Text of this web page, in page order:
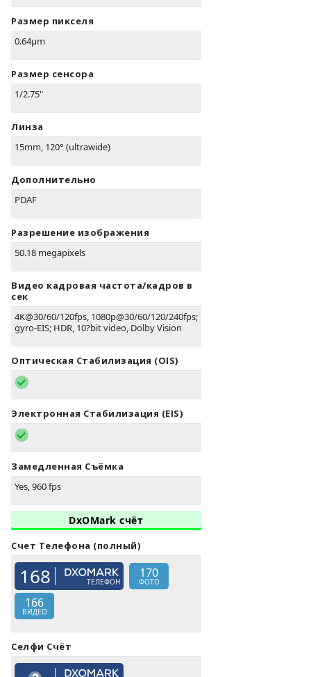
Размер пикселя
0.64µm
Размер сенсора
1/2.75"
Линза
15mm, 120° (ultrawide)
Дополнительно
PDAF
Разрешение изображения
50.18 megapixels
Видео кадровая частота/кадров в
сек
4K@30/60/120fps, 1080p@30/60/120/240fps;
gyro-EIS; HDR, 10?bit video, Dolby Vision
Оптическая Стабилизация (OIS)
Электронная Стабилизация (EIS)
Замедленная Съёмка
Yes, 960 fps
DxOMark счёт
Счет Телефона (полный)
168 ТЕЛЕФОН
170
ФОТО
166
ВИДЕО
Селфи Счёт